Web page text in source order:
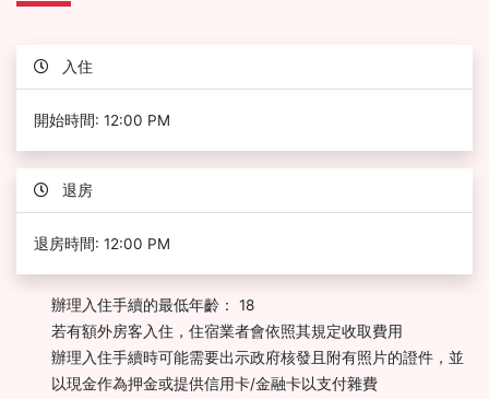
入住
開始時間: 12:00 PM
退房
退房時間: 12:00 PM
辦理入住手續的最低年齡： 18
若有額外房客入住，住宿業者會依照其規定收取費用
辦理入住手續時可能需要出示政府核發且附有照片的證件，並
以現金作為押金或提供信用卡/金融卡以支付雜費